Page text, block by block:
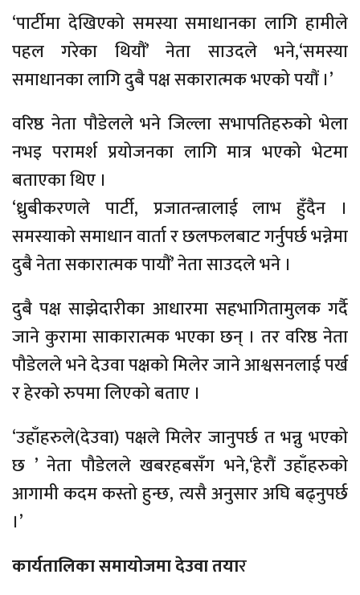
‘पार्टीमा देखिएको समस्या समाधानका लागि हामीले
पहल गरेका थियौं’ नेता साउदले भने,‘समस्या
समाधानका लागि दुबै पक्ष सकारात्मक भएको पयौं ।’
वरिष्ठ नेता पौडेलले भने जिल्ला सभापतिहरुको भेला
नभइ परामर्श प्रयोजनका लागि मात्र भएको भेटमा
बताएका थिए ।
‘ध्रुबीकरणले पार्टी, प्रजातन्त्रालाई लाभ हुँदैन ।
समस्याको समाधान वार्ता र छलफलबाट गर्नुपर्छ भन्नेमा
दुबै नेता सकारात्मक पायौं’ नेता साउदले भने ।
दुबै पक्ष साझेदारीका आधारमा सहभागितामुलक गर्दै
जाने कुरामा साकारात्मक भएका छन् । तर वरिष्ठ नेता
पौडेलले भने देउवा पक्षको मिलेर जाने आश्वसनलाई पर्ख
र हेरको रुपमा लिएको बताए ।
‘उहाँहरुले(देउवा) पक्षले मिलेर जानुपर्छ त भन्नु भएको
छ ’ नेता पौडेलले खबरहबसँग भने,‘हेरौं उहाँहरुको
आगामी कदम कस्तो हुन्छ, त्यसै अनुसार अघि बढ्नुपर्छ
।’
कार्यतालिका समायोजमा देउवा तयार